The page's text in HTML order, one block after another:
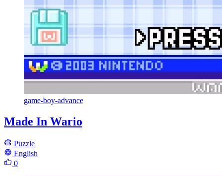
game-boy-advance
Made In Wario
Puzzle
English
0